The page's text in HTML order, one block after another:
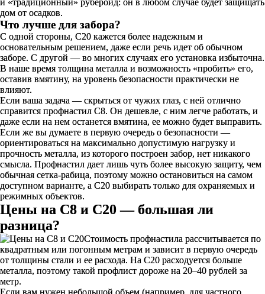
и «традиционный» рубероид: он в любом случае будет защищать
дом от осадков.
Что лучше для забора?
С одной стороны, С20 кажется более надежным и
основательным решением, даже если речь идет об обычном
заборе. С другой — во многих случаях его установка избыточна.
В наше время толщина металла и возможность «пробить» его,
оставив вмятину, на уровень безопасности практически не
влияют.
Если ваша задача — скрыться от чужих глаз, с ней отлично
справится профнастил С8. Он дешевле, с ним легче работать, и
даже если на нем останется вмятина, ее можно будет выправить.
Если же вы думаете в первую очередь о безопасности —
ориентироваться на максимально допустимую нагрузку и
прочность металла, из которого построен забор, нет никакого
смысла. Профнастил дает лишь чуть более высокую защиту, чем
обычная сетка-рабица, поэтому можно остановиться на самом
доступном варианте, а С20 выбирать только для охраняемых и
режимных объектов.
Цены на С8 и С20 — большая ли
разница?
Стоимость профнастила рассчитывается по
квадратным или погонным метрам и зависит в первую очередь
от толщины стали и ее расхода. На С20 расходуется больше
металла, поэтому такой профлист дороже на 20–40 рублей за
метр.
Если вам нужен небольшой объем (например, для частного